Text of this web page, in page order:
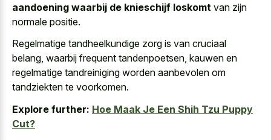
aandoening waarbij de knieschijf loskomt van zijn
normale positie.
Regelmatige tandheelkundige zorg is van cruciaal
belang, waarbij frequent tandenpoetsen, kauwen en
regelmatige tandreiniging worden aanbevolen om
tandziekten te voorkomen.
Explore further: Hoe Maak Je Een Shih Tzu Puppy
Cut?